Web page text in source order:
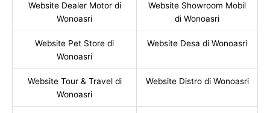
Website Dealer Motor di
Wonoasri
Website Showroom Mobil
di Wonoasri
Website Pet Store di
Wonoasri
Website Desa di Wonoasri
Website Tour & Travel di
Wonoasri
Website Distro di Wonoasri